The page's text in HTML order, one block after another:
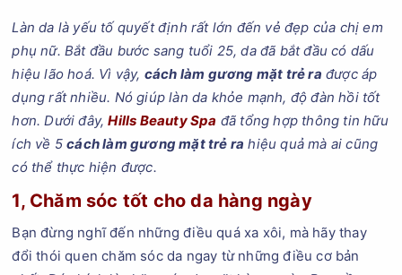
Làn da là yếu tố quyết định rất lớn đến vẻ đẹp của chị em
phụ nữ. Bắt đầu bước sang tuổi 25, da đã bắt đầu có dấu
hiệu lão hoá. Vì vậy, cách làm gương mặt trẻ ra được áp
dụng rất nhiều. Nó giúp làn da khỏe mạnh, độ đàn hồi tốt
hơn. Dưới đây,Hills Beauty Spa đã tổng hợp thông tin hữu
ích về 5cách làm gương mặt trẻ ra hiệu quả mà ai cũng
có thể thực hiện được.
1, Chăm sóc tốt cho da hàng ngày
Bạn đừng nghĩ đến những điều quá xa xôi, mà hãy thay
đổi thói quen chăm sóc da ngay từ những điều cơ bản